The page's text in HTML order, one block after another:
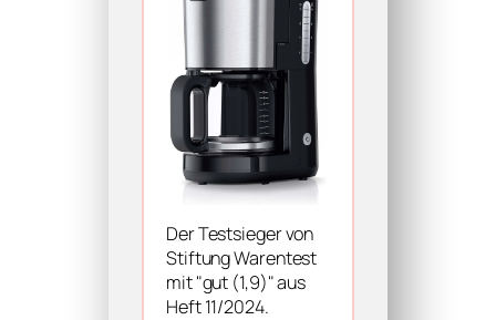
Der Testsieger von
Stiftung Warentest
mit "gut (1,9)" aus
Heft 11/2024.